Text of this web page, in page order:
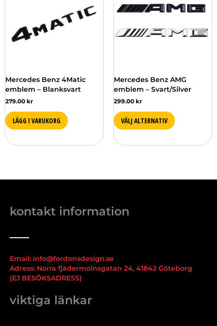
Mercedes Benz 4Matic
emblem – Blanksvart
279.00 kr
LÄGG I VARUKORG
Mercedes Benz AMG
emblem – Svart/Silver
299.00 kr
VÄLJ ALTERNATIV
har
flera
De
på
produktsidan
kontakt information
Email: info@fordonsdesign.se
Adress: Norra fjädermolnsgatan 24, 41842 Göteborg
(EJ BESÖKSADRESS)
viktiga länkar